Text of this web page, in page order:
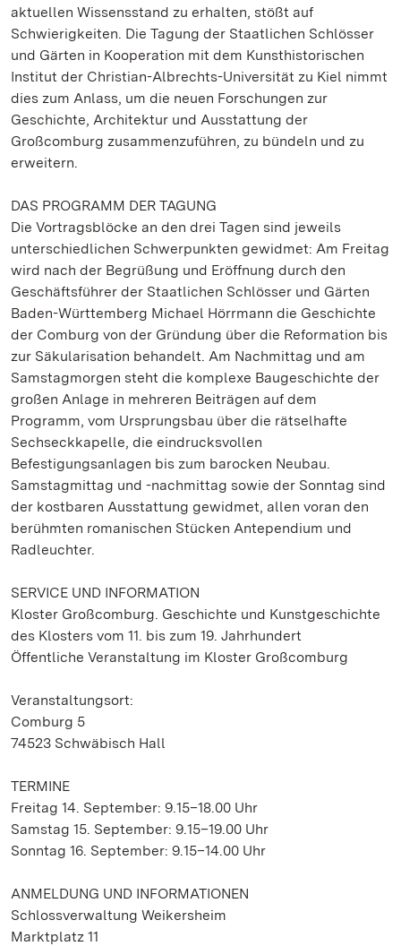
aktuellen Wissensstand zu erhalten, stößt auf
Schwierigkeiten. Die Tagung der Staatlichen Schlösser
und Gärten in Kooperation mit dem Kunsthistorischen
Institut der Christian-Albrechts-Universität zu Kiel nimmt
dies zum Anlass, um die neuen Forschungen zur
Geschichte, Architektur und Ausstattung der
Großcomburg zusammenzuführen, zu bündeln und zu
erweitern.
DAS PROGRAMM DER TAGUNG
Die Vortragsblöcke an den drei Tagen sind jeweils
unterschiedlichen Schwerpunkten gewidmet: Am Freitag
wird nach der Begrüßung und Eröffnung durch den
Geschäftsführer der Staatlichen Schlösser und Gärten
Baden-Württemberg Michael Hörrmann die Geschichte
der Comburg von der Gründung über die Reformation bis
zur Säkularisation behandelt. Am Nachmittag und am
Samstagmorgen steht die komplexe Baugeschichte der
großen Anlage in mehreren Beiträgen auf dem
Programm, vom Ursprungsbau über die rätselhafte
Sechseckkapelle, die eindrucksvollen
Befestigungsanlagen bis zum barocken Neubau.
Samstagmittag und -nachmittag sowie der Sonntag sind
der kostbaren Ausstattung gewidmet, allen voran den
berühmten romanischen Stücken Antependium und
Radleuchter.
SERVICE UND INFORMATION
Kloster Großcomburg. Geschichte und Kunstgeschichte
des Klosters vom 11. bis zum 19. Jahrhundert
Öffentliche Veranstaltung im Kloster Großcomburg
Veranstaltungsort:
Comburg 5
74523 Schwäbisch Hall
TERMINE
Freitag 14. September: 9.15–18.00 Uhr
Samstag 15. September: 9.15–19.00 Uhr
Sonntag 16. September: 9.15–14.00 Uhr
ANMELDUNG UND INFORMATIONEN
Schlossverwaltung Weikersheim
Marktplatz 11